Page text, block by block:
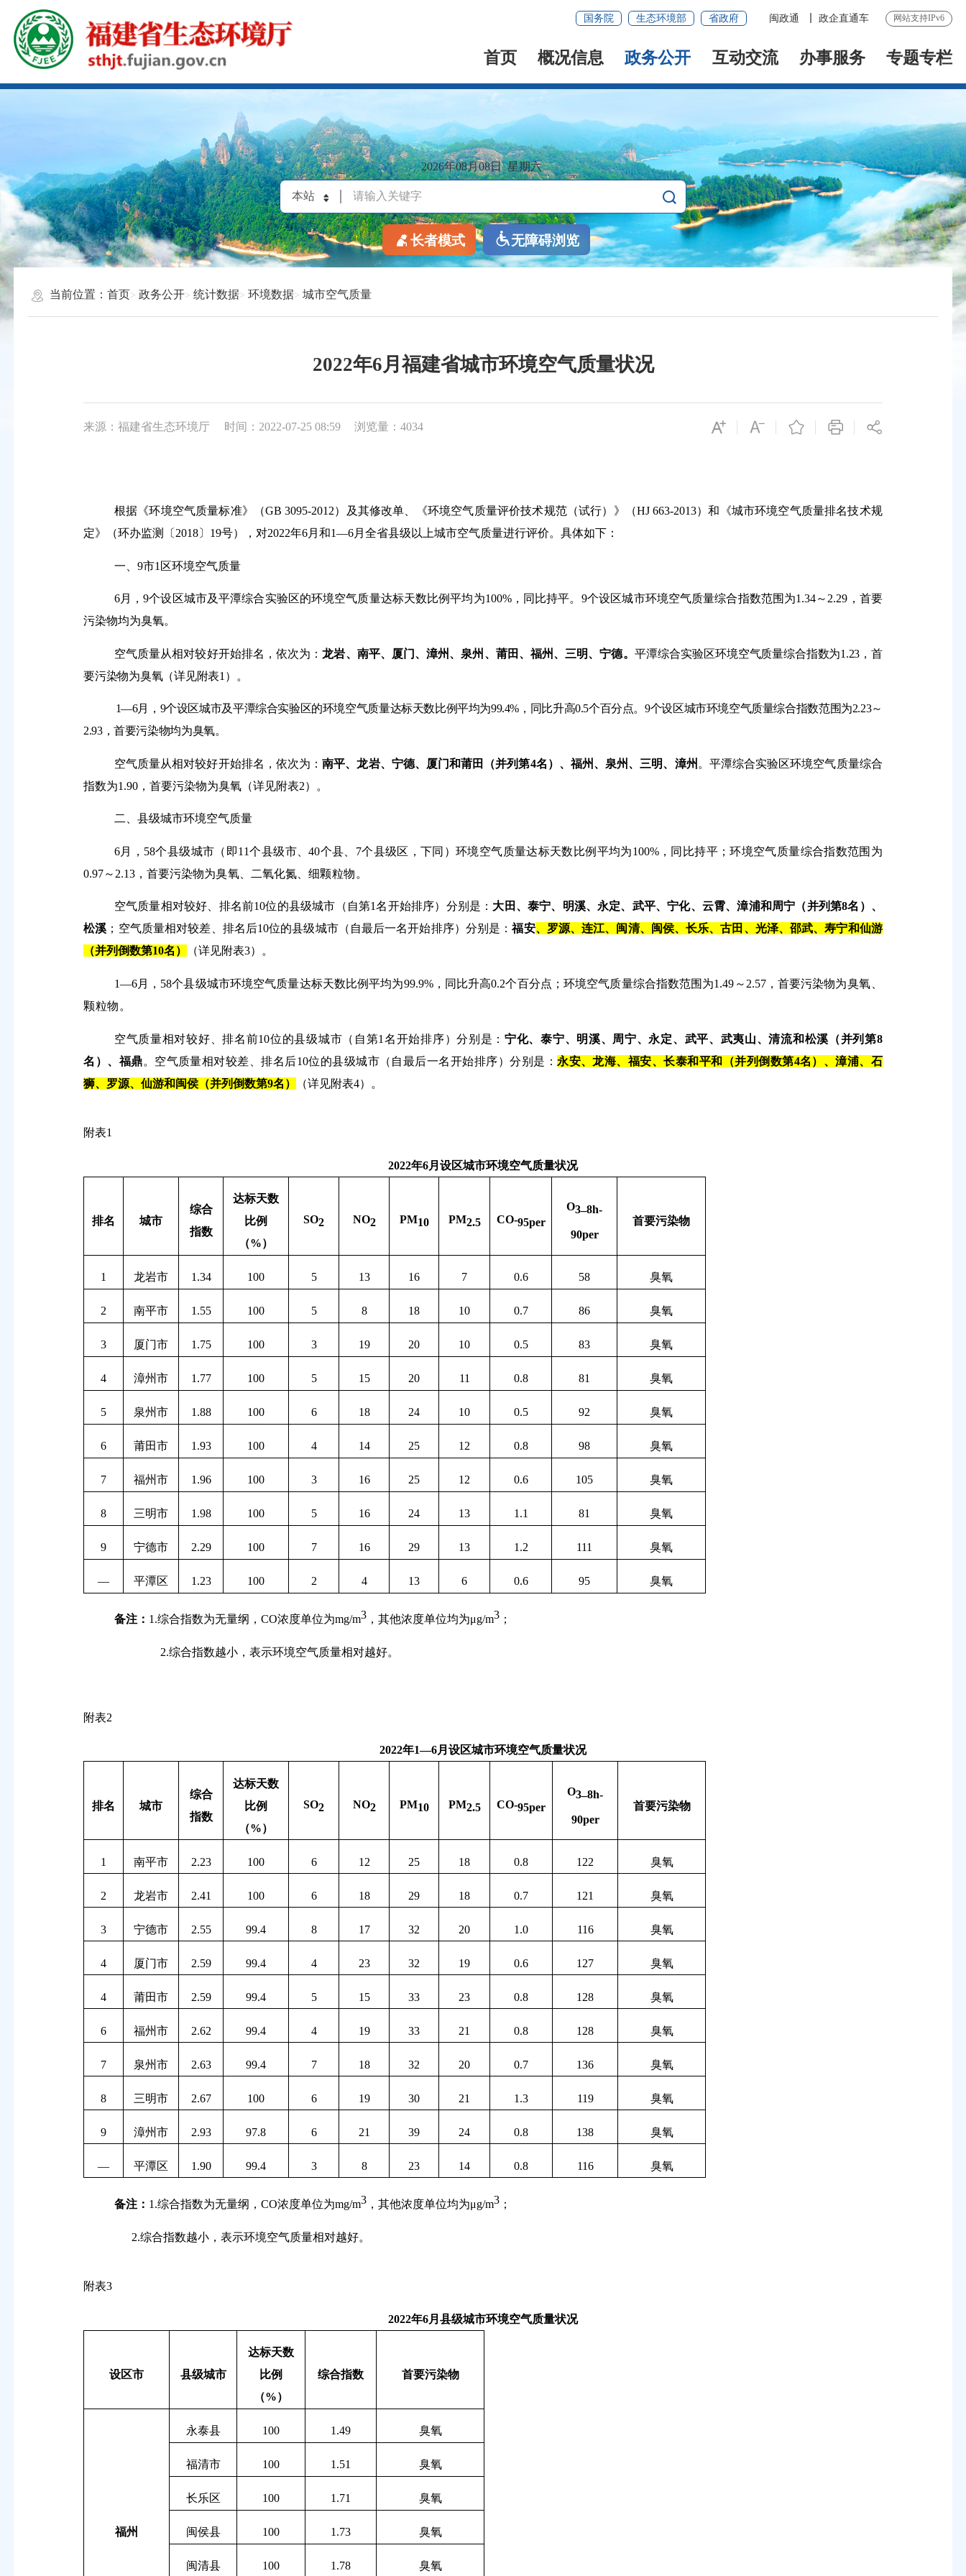
国务院 生态环境部 省政府 闽政通 政企直通车 网站支持IPv6
首页 概况信息 政务公开 互动交流 办事服务 专题专栏
2026年08月08日 星期六
长者模式 无障碍浏览
当前位置：首页 政务公开 统计数据 环境数据 城市空气质量
2022年6月福建省城市环境空气质量状况
来源：福建省生态环境厅 时间：2022-07-25 08:59 浏览量：4034
根据《环境空气质量标准》（GB 3095-2012）及其修改单、《环境空气质量评价技术规范（试行）》（HJ 663-2013）和《城市环境空气质量排名技术规
定》（环办监测〔 2018〕 19号），对2022年6月和1―6月全省县级以上城市空气质量进行评价。具体如下：
一、 9市1 区环境空气质量
6月，9个设区城市及平潭综合实验区的环境空气质量达标天数比例平均为100%，同比持平。9个设区城市环境空气质量综合指数范围为1.34～ 2.29 ，首要
污染物均为臭氧。
空气质量从相对较好开始排名，依次为：龙岩、南平、厦门、漳州、泉州、莆田、福州、三明、宁德。 平潭综合实验区环境空气质量综合指数为1.23 ，首
要污染物为臭氧（详见附表1 ） 。
1―6月， 9个设区城市及平潭综合实验区的环境空气质量达标天数比例平均为99.4% ，同比升高0.5个百分点。9个设区城市环境空气质量综合指数范围为2.23～
2.93，首要污染物均为臭氧。
空气质量从相对较好开始排名，依次为：南平、龙岩、宁德、厦门和莆田（并列第4名）、福州、泉州、三明、漳州 。平潭综合实验区环境空气质量综合
指数为1.90 ，首要污染物为臭氧 （详见附表2）。
二、县级城市环境空气质量
6月， 58个县级城市（即11个县级市、40个县、 7个县级区，下同）环境空气质量达标天数比例 平均为100%，同比持平；环境空气质量综合指数范围为
0.97～ 2.13 ，首要污染物为臭氧 、二氧化氮、细颗粒物 。
空气质量相对较好、排名前10位的县级城市（自第1名开始排序）分别是： 大田、泰宁、明溪、永定、武平、宁化、云霄、漳浦和周宁（并列第8名）、
松溪 ；空气质量相对较差、排名后10位的县级城市（自最后一名开始排序）分别是：福安、罗源、连江、闽清、闽侯、长乐、古田、光泽、邵武、寿宁和仙游
（并列倒数第10名 ） （详见附表3）。
1―6月， 58个县级城市环境空气质量达标天数比例平均为99.9%，同比升高0.2个百分点 ；环境空气质量综合指数范围为1.49 ～ 2.57，首要污染物为臭氧
颗粒物 。
空气质量相对较好、排名前10位的县级城市（自第1 名开始排序）分别是：宁化、泰宁、明溪、周宁、永定、武平、武夷山、清流和松溪（并列第8
名）、福鼎。空气质量相对较差、排名后10位的县级城市（自最后一名开始排序）分别是： 永安、龙海、福安、长泰和平和（并列倒数第4名）、漳浦、石
狮、罗源、仙游和闽侯（并列倒数第9名） （详见附表4）。
附表1
2022年6月设区城市环境空气质量状况
排名 城市
综合
指数
达标天数
比例
（%）
SO2 NO2 PM10 PM2.5 CO-95per
O3 _8h-
90per
首要污染物
1 龙岩市 1.34 100 5 13 16 7 0.6 58 臭氧
2 南平市 1.55 100 5 8 18 10 0.7 86 臭氧
3 厦门市 1.75 100 3 19 20 10 0.5 83 臭氧
4 漳州市 1.77 100 5 15 20 11 0.8 81 臭氧
5 泉州市 1.88 100 6 18 24 10 0.5 92 臭氧
6 莆田市 1.93 100 4 14 25 12 0.8 98 臭氧
7 福州市 1.96 100 3 16 25 12 0.6 105 臭氧
8 三明市 1.98 100 5 16 24 13 1.1 81 臭氧
9 宁德市 2.29 100 7 16 29 13 1.2 111 臭氧
— 平潭区 1.23 100 2 4 13 6 0.6 95 臭氧
备注： 1.综合指数为无量纲， CO浓度单位为mg/m3，其他浓度单位均为μg/m3；
2.综合指数越小，表示环境空气质量相对越好。
附表2
2022年1―6月设区城市环境空气质量状况
排名 城市
综合
指数
达标天数
比例
（%）
SO2 NO2 PM10 PM2.5 CO-95per
O3 _8h-
90per
首要污染物
1 南平市 2.23 100 6 12 25 18 0.8 122 臭氧
2 龙岩市 2.41 100 6 18 29 18 0.7 121 臭氧
3 宁德市 2.55 99.4 8 17 32 20 1.0 116 臭氧
4 厦门市 2.59 99.4 4 23 32 19 0.6 127 臭氧
4 莆田市 2.59 99.4 5 15 33 23 0.8 128 臭氧
6 福州市 2.62 99.4 4 19 33 21 0.8 128 臭氧
7 泉州市 2.63 99.4 7 18 32 20 0.7 136 臭氧
8 三明市 2.67 100 6 19 30 21 1.3 119 臭氧
9 漳州市 2.93 97.8 6 21 39 24 0.8 138 臭氧
— 平潭区 1.90 99.4 3 8 23 14 0.8 116 臭氧
备注： 1.综合指数为无量纲， CO浓度单位为mg/m3，其他浓度单位均为μg/m3；
2.综合指数越小，表示环境空气质量相对越好。
附表3
2022年6月县级城市环境空气质量状况
设区市 县级城市
达标天数
比例
（%）
综合指数 首要污染物
福州
永泰县 100 1.49 臭氧
福清市 100 1.51 臭氧
长乐区 100 1.71 臭氧
闽侯县 100 1.73 臭氧
闽清县 100 1.78 臭氧